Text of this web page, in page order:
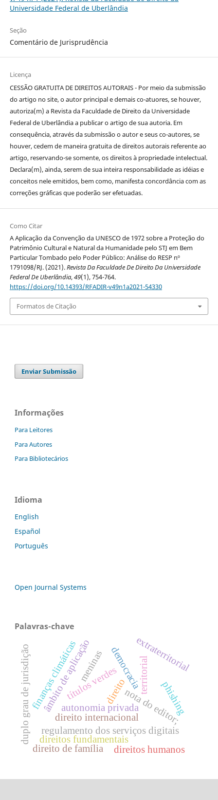
Universidade Federal de Uberlândia
Seção
Comentário de Jurisprudência
Licença
CESSÃO GRATUITA DE DIREITOS AUTORAIS - Por meio da submissão
do artigo no site, o autor principal e demais co-atuores, se houver,
autoriza(m) a Revista da Faculdade de Direito da Universidade
Federal de Uberlândia a publicar o artigo de sua autoria. Em
consequência, através da submissão o autor e seus co-autores, se
houver, cedem de maneira gratuita de direitos autorais referente ao
artigo, reservando-se somente, os direitos à propriedade intelectual.
Declara(m), ainda, serem de sua inteira responsabilidade as idéias e
conceitos nele emitidos, bem como, manifesta concordância com as
correções gráficas que poderão ser efetuadas.
Como Citar
A Aplicação da Convenção da UNESCO de 1972 sobre a Proteção do
Patrimônio Cultural e Natural da Humanidade pelo STJ em Bem
Particular Tombado pelo Poder Público: Análise do RESP nº
1791098/RJ. (2021).Revista Da Faculdade De Direito Da Universidade
Federal De Uberlândia,49(1), 754-764.
https://doi.org/10.14393/RFADIR-v49n1a2021-54330
Formatos de Citação
Enviar Submissão
Informações
Para Leitores
Para Autores
Para Bibliotecários
Idioma
English
Español
Português
Open Journal Systems
Palavras-chave
direito
direito internacionalnota do editor;
regulamento dos serviços digitais
âmbito de aplicação territorial
extraterritorial
autonomia privada
direitos fundamentais
phishing
duplo grau de jurisdição
direito de família
democracia
direitos humanos
títulos verdes
finanças climáticasmeninas